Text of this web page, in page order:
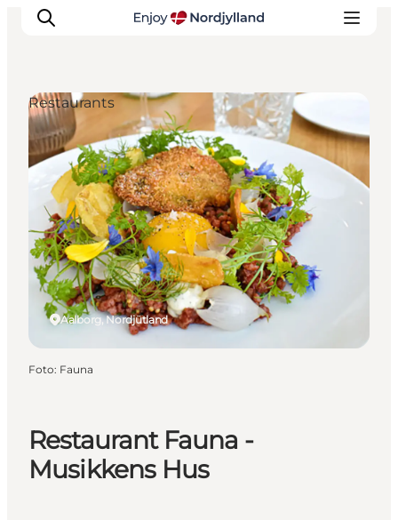
Erlebnisse
Reiseplanung
Destinationen
Guides
Veranstaltungen
Für Kinder
Restaurant Fauna -
Musikkens Hus
Aalborg, Nordjütland
Restaurants
Foto: Fauna